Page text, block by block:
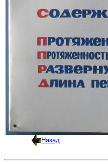
Назад